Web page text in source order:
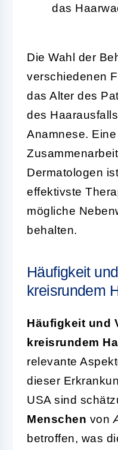
das
Die Wahl der
verschiedenen
das Alter des
des
Anamnese.
Dermatologen
effektivste
mögliche
behalten.
Häufigkeit
kreisrundem
Häufigkeit und
kreisrundem
relevante
dieser
USA sind
Menschen von
betroffen, was